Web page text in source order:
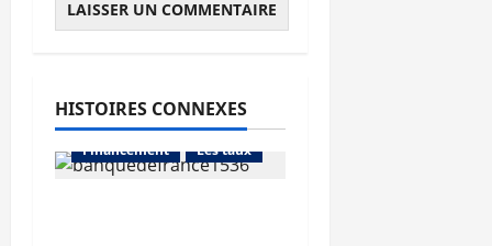
HISTOIRES CONNEXES
Abonnés
Financement
Les taux